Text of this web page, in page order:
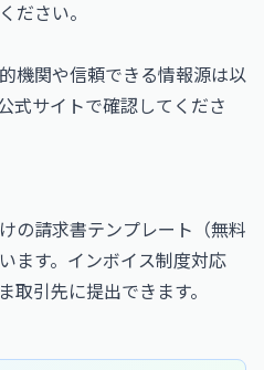
ださい。
機関や信頼できる情報源は以
式サイトで確認してくださ
の請求書テンプレート（無料
ます。インボイス制度対応
取引先に提出できます。